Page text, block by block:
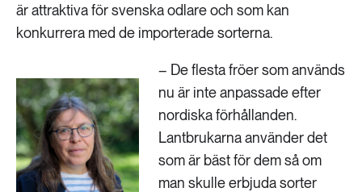
är attraktiva för svenska odlare och som kan
konkurrera med de importerade sorterna.
– De flesta fröer som används
nu är inte anpassade efter
nordiska förhållanden.
Lantbrukarna använder det
som är bäst för dem så om
man skulle erbjuda sorter